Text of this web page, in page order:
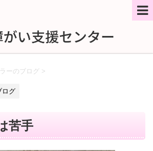
ーのブログ >
ログ
苦手